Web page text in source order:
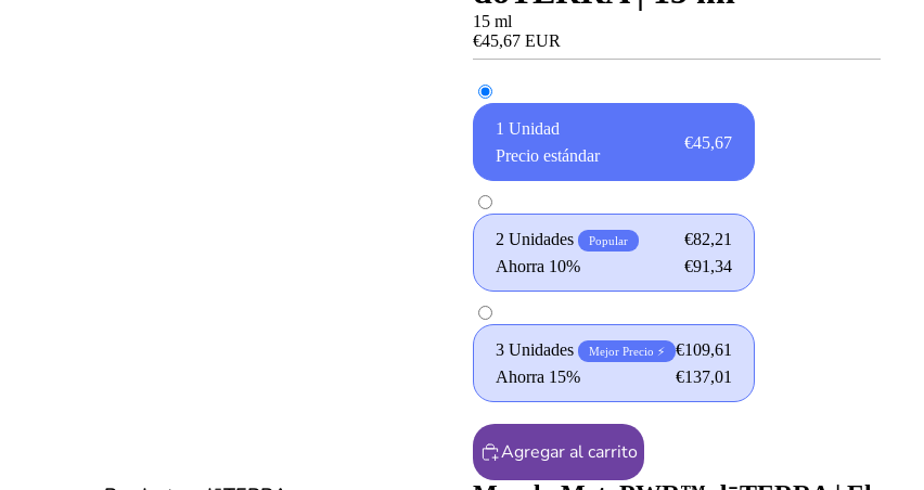
15 ml
€45,67 EUR
1 Unidad
Precio estándar
€45,67
2 Unidades Popular
Ahorra 10%
€82,21
€91,34
3 Unidades Mejor Precio ⚡
Ahorra 15%
€109,61
€137,01
Agregar al carrito